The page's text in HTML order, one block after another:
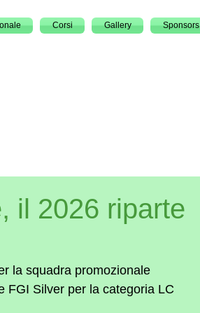
Corsi Gallery Sponsors
il 2026 riparte
la squadra promozionale
FGI Silver per la categoria LC